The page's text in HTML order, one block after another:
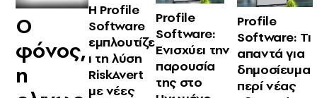
Ο
φόνος,
η
Η Profile
Software
εμπλουτίζε
ι τη λύση
RiskAvert
με νέες
Profile
Software:
Ενισχύει την
παρουσία
της στο
Profile
Software: Τι
απαντά για
δημοσίευμα
περί νέας